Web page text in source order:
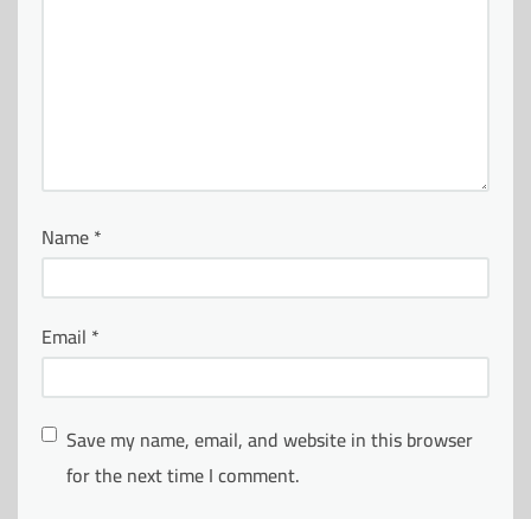
Name*
Email *
Save my name, email, and website in this browser
for the next time I comment.